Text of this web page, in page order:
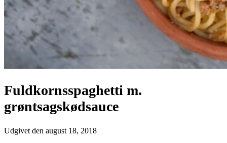
Fuldkornsspaghetti m.
grøntsagskødsauce
Udgivet den august 18, 2018